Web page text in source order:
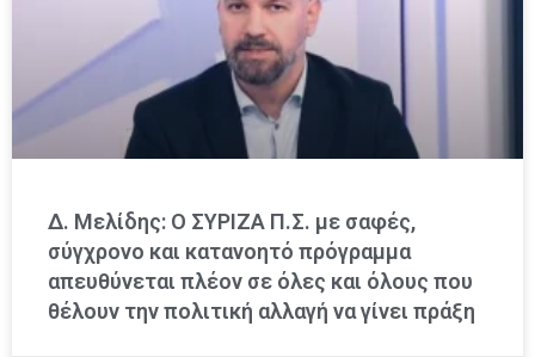
Δ. Μελίδης: Ο ΣΥΡΙΖΑ Π.Σ. με σαφές,
σύγχρονο και κατανοητό πρόγραμμα
απευθύνεται πλέον σε όλες και όλους που
θέλουν την πολιτική αλλαγή να γίνει πράξη